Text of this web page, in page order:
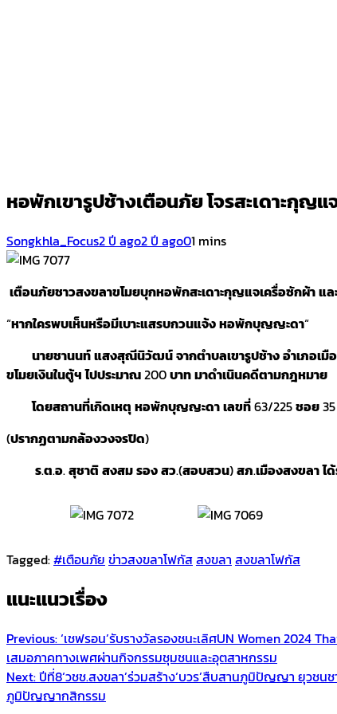
หอพักเขารูปช้างเตือนภัย โจรสะเดาะกุญ
Songkhla_Focus2 ปี ago2 ปี ago01 mins
เตือนภัยชาวสงขลาขโมยบุกหอพักสะเดาะกุญแจเครื่อซักผ้าแล
“หากใครพบเห็นหรือมีเบาะแสรบกวนแจ้งหอพักบุญญะดา“
นายชานนท์แสงสุณีนิวัฒน์จากตำบลเขารูปช้างอำเภอเมื
ขโมยเงินในตู้ฯ ไปประมาณ200บาทมาดำเนินคดีตามกฎหมาย
โดยสถานที่เกิดเหตุ หอพักบุญญะดาเลขที่63/225ชอย35
(ปรากฏตามกล้องวงจรปิด)
ร.ต.อ.สุชาติสงสมรองสว.(สอบสวน)สภ.เมืองสงขลาไ
Tagged:#เตือนภัย ข่าวสงขลาโฟกัสสงขลา สงขลาโฟกัส
แนะแนวเรื่อง
Previous:‘เชฟรอน’รับรางวัลรองชนะเลิศUN Women 2024
เสมอภาคทางเพศผ่านกิจกรรมชุมชนและอุตสาหกรรม
Next:ปีที่8‘วชช.สงขลา’ร่วมสร้าง‘บวร’สืบสานภูมิปัญญา ยุวชน
ภูมิปัญญากสิกรรม